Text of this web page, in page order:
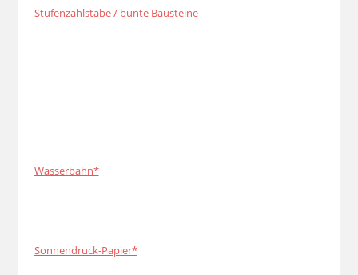
Stufenzählstäbe / bunte Bausteine
Wasserbahn*
Sonnendruck-Papier*